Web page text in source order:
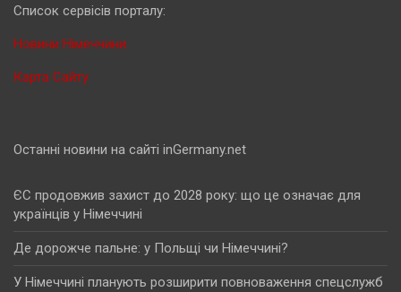
Cписок сервісів порталу:
Новини Німеччини
Карта Сайту
Останні новини на сайті inGermany.net
ЄС продовжив захист до 2028 року: що це означає для
українців у Німеччині
Де дорожче пальне: у Польщі чи Німеччині?
У Німеччині планують розширити повноваження спецслужб